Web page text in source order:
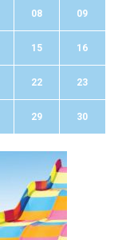
08 09
15 16
22 23
29 30